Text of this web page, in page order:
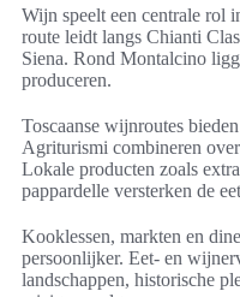
Wijn speelt een centrale rol
route leidt langs Chianti
Siena. Rond Montalcino
produceren.
Toscaanse wijnroutes
Agriturismi combineren
Lokale producten zoals
pappardelle versterken de
Kooklessen, markten en
persoonlijker. Eet- en
landschappen, historische